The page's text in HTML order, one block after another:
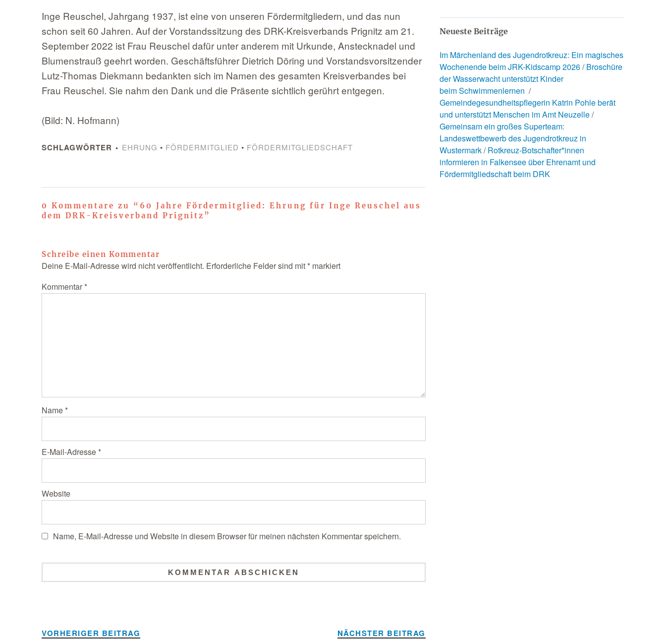
Inge Reuschel, Jahrgang 1937, ist eine von unseren Fördermitgliedern, und das nun
schon seit 60 Jahren. Auf der Vorstandssitzung des DRK-Kreisverbands Prignitz am 21.
September 2022 ist Frau Reuschel dafür unter anderem mit Urkunde, Anstecknadel und
Blumenstrauß geehrt worden. Geschäftsführer Dietrich Döring und Vorstandsvorsitzender
Lutz-Thomas Diekmann bedankten sich im Namen des gesamten Kreisverbandes bei
Frau Reuschel. Sie nahm den Dank und die Präsente sichtlich gerührt entgegen.
(Bild: N. Hofmann)
SCHLAGWÖRTER EHRUNG • FÖRDERMITGLIED • FÖRDERMITGLIEDSCHAFT
0 Kommentare zu “ 60 Jahre Fördermitglied: Ehrung für Inge Reuschel aus
dem DRK-Kreisverband Prignitz ”
Schreibe einen Kommentar
Deine E-Mail-Adresse wird nicht veröffentlicht. Erforderliche Felder sind mit * markiert
Kommentar *
Name *
E-Mail-Adresse *
Website
Name, E-Mail-Adresse und Website in diesem Browser für meinen nächsten Kommentar speichern.
VORHERIGER BEITRAG NÄCHSTER BEITRAG
Neueste Beiträge
Im Märchenland des Jugendrotkreuz: Ein magisches
Wochenende beim JRK-Kidscamp 2026 Broschüre
der Wasserwacht unterstützt Kinder
beim Schwimmenlernen
Gemeindegesundheitspflegerin Katrin Pohle berät
und unterstützt Menschen im Amt Neuzelle
Gemeinsam ein großes Superteam:
Landeswettbewerb des Jugendrotkreuz in
Wustermark Rotkreuz-Botschafter*innen
informieren in Falkensee über Ehrenamt und
Fördermitgliedschaft beim DRK